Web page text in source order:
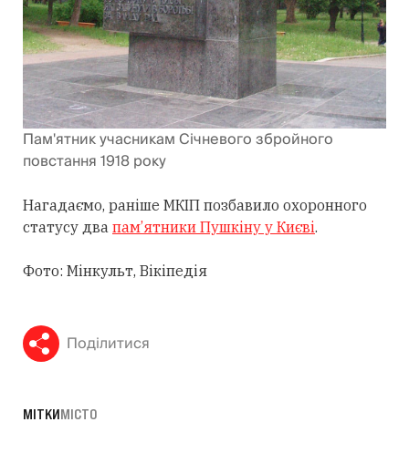
Пам'ятник учасникам Січневого збройного
повстання 1918 року
Нагадаємо, раніше МКІП позбавило охоронного
статусу два пам’ятники Пушкіну у Києві.
Фото: Мінкульт, Вікіпедія
Поділитися
МІТКИМІСТО